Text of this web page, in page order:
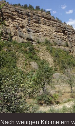
Nach wenigen Kilometern